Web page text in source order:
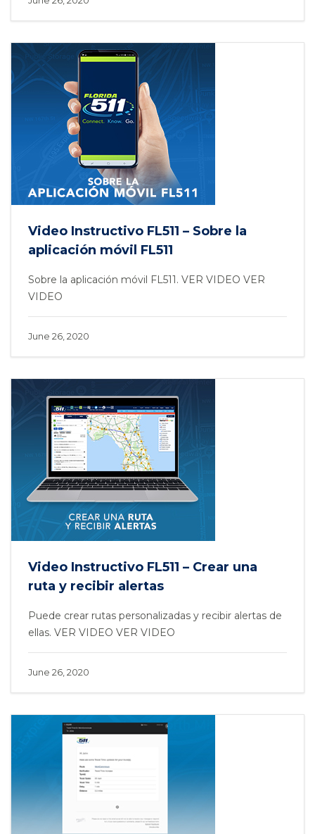
Video Instructivo FL511 – Sobre la
aplicación móvil FL511
Sobre la aplicación móvil FL511. VER VIDEO VER
VIDEO
June 26, 2020
Video Instructivo FL511 – Crear una
ruta y recibir alertas
Puede crear rutas personalizadas y recibir alertas de
ellas. VER VIDEO VER VIDEO
June 26, 2020